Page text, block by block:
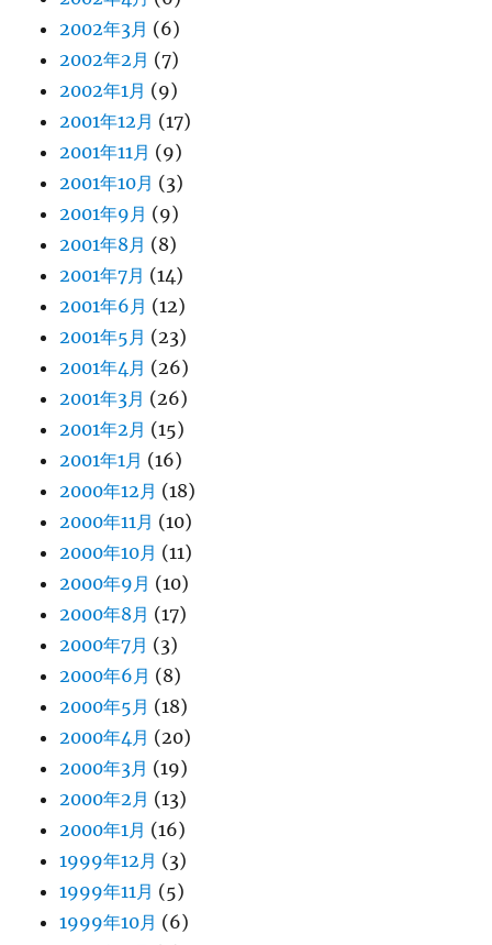
2002年3月 (6)
2002年2月 (7)
2002年1月 (9)
2001年12月 (17)
2001年11月 (9)
2001年10月 (3)
2001年9月 (9)
2001年8月 (8)
2001年7月 (14)
2001年6月 (12)
2001年5月 (23)
2001年4月 (26)
2001年3月 (26)
2001年2月 (15)
2001年1月 (16)
2000年12月 (18)
2000年11月 (10)
2000年10月 (11)
2000年9月 (10)
2000年8月 (17)
2000年7月 (3)
2000年6月 (8)
2000年5月 (18)
2000年4月 (20)
2000年3月 (19)
2000年2月 (13)
2000年1月 (16)
1999年12月 (3)
1999年11月 (5)
1999年10月 (6)